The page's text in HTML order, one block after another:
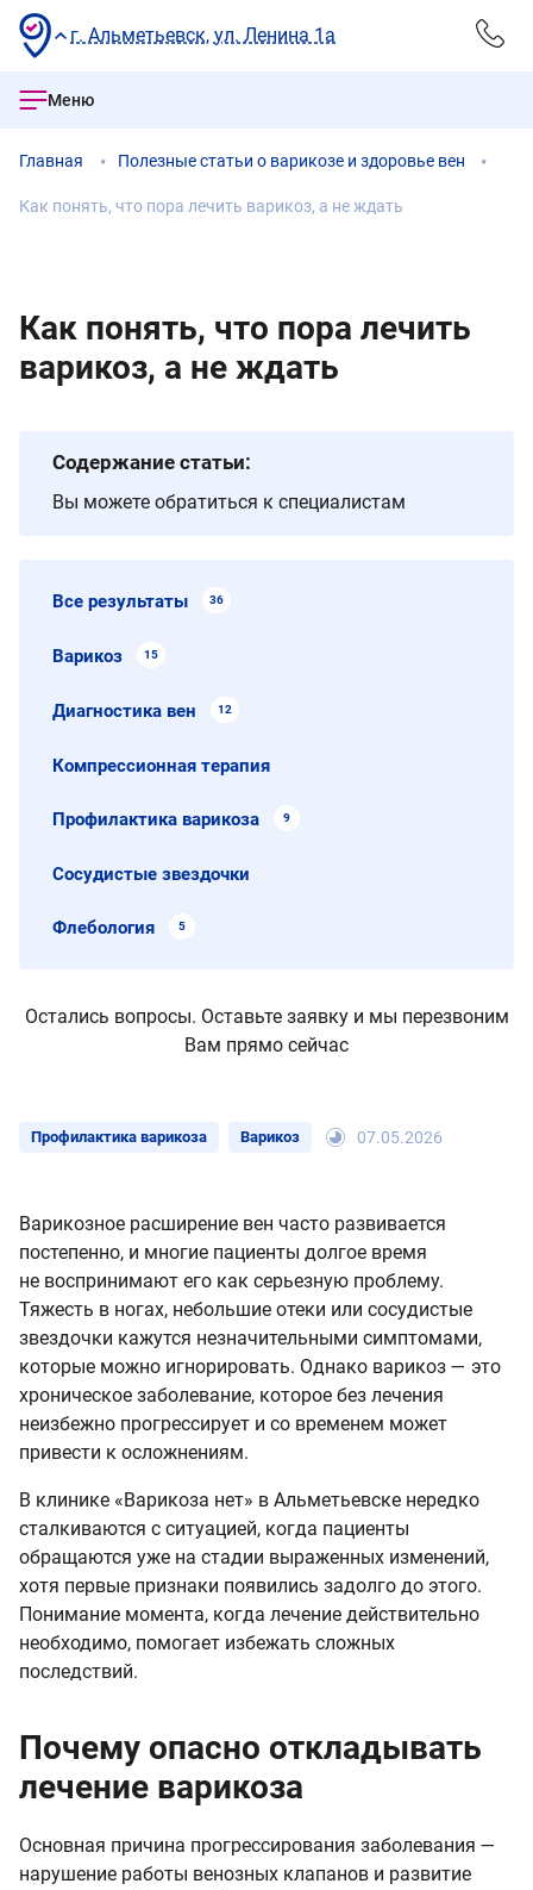
г. Альметьевск, ул. Ленина 1а
Меню
Главная Полезные статьи о варикозе и здоровье вен
Как понять, что пора лечить варикоз, а не ждать
Как понять, что пора лечить
варикоз, а не ждать
Профилактика варикоза Варикоз 07.05.2026
Варикозное расширение вен часто развивается
постепенно, и многие пациенты долгое время
не воспринимают его как серьезную проблему.
Тяжесть в ногах, небольшие отеки или сосудистые
звездочки кажутся незначительными симптомами,
которые можно игнорировать. Однако варикоз — это
хроническое заболевание, которое без лечения
неизбежно прогрессирует и со временем может
привести к осложнениям.
В клинике «Варикоза нет» в Альметьевске нередко
сталкиваются с ситуацией, когда пациенты
обращаются уже на стадии выраженных изменений,
хотя первые признаки появились задолго до этого.
Понимание момента, когда лечение действительно
необходимо, помогает избежать сложных
последствий.
Почему опасно откладывать
лечение варикоза
Основная причина прогрессирования заболевания —
нарушение работы венозных клапанов и развитие
Содержание статьи:
Вы можете обратиться к специалистам
Все результаты 36
Варикоз 15
Диагностика вен 12
Компрессионная терапия
Профилактика варикоза 9
Сосудистые звездочки
Флебология 5
Остались вопросы. Оставьте заявку и мы перезвоним
Вам прямо сейчас